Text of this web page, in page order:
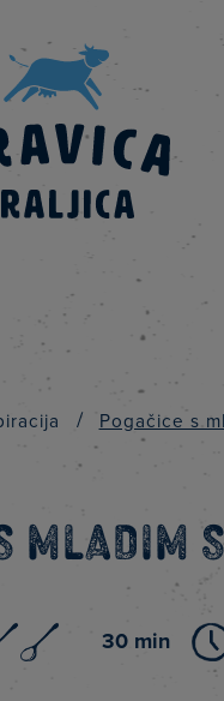
/ Pogačice s
mladim
30 min